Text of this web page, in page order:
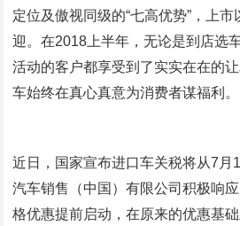
定位及傲视同级的“七高优势”，上
迎。在2018上半年，无论是到店选
活动的客户都享受到了实实在在的
车始终在真心真意为消费者谋福利。
近日，国家宣布进口车关税将从7月
汽车销售（中国）有限公司积极响
格优惠提前启动，在原来的优惠基